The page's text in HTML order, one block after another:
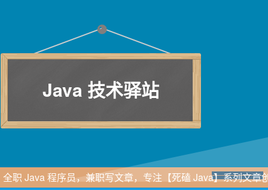
Java 技术驿站
全职 Java 程序员，兼职写文章，专注【死磕 Java】系列文章